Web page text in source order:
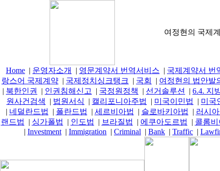
여정현의 국제
Home | 운영자소개 | 영문계약서 번역서비스 | 국제계약서 번
랑스어 국제계약 | 국제정치싱크탱크 | 국회 | 여정현의 법안발
| 북한인권 | 인권침해신고 | 국정원정책 | 선거솔루션 | 6.4. 지
원사건검색
| 법원서식 | 캘리포니아주법 | 미국이민법 | 미국
| 네덜란드법 | 폴란드법 | 세르비아법 | 슬로바키아법 | 러시
랜드법 | 싱가폴법 | 인도법 | 브라질법 | 에쿠아도르법 | 콜롬
| Investment | Immigration | Criminal | Bank | Traffic |